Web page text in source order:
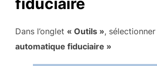
Dans l’onglet « Outils », sélectionner
automatique fiduciaire »